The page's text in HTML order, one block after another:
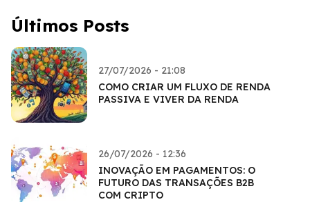
Últimos Posts
27/07/2026 - 21:08
COMO CRIAR UM FLUXO DE RENDA
PASSIVA E VIVER DA RENDA
26/07/2026 - 12:36
INOVAÇÃO EM PAGAMENTOS: O
FUTURO DAS TRANSAÇÕES B2B
COM CRIPTO